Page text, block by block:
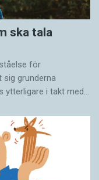
ska tala
för
sig grunderna
ytterligare i takt med…